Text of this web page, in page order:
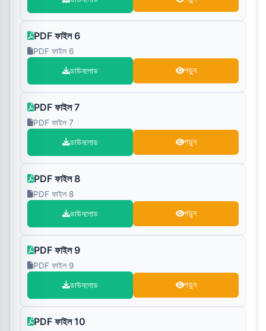
PDF ফাইল 6
PDF ফাইল 6
ডাউনলোড পড়ুন
PDF ফাইল 7
PDF ফাইল 7
ডাউনলোড পড়ুন
PDF ফাইল 8
PDF ফাইল 8
ডাউনলোড পড়ুন
PDF ফাইল 9
PDF ফাইল 9
ডাউনলোড পড়ুন
PDF ফাইল 10